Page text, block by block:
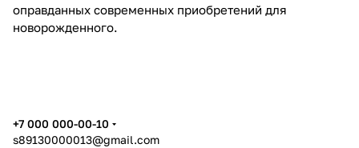
оправданных современных приобретений для
новорожденного.
+7 000 000-00-10
s89130000013@gmail.com